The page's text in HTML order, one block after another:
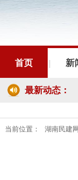
首页 新
最新动态：
当前位置： 湖南民建网